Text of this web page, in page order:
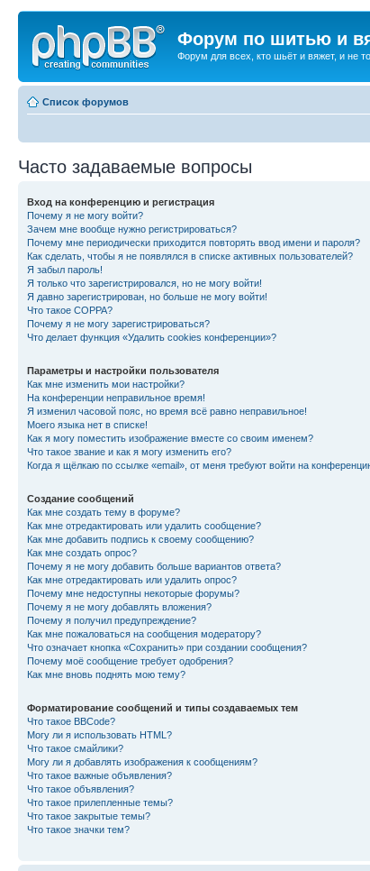
Форум по шитью и
Форум для всех, кто шьёт и вяжет, и не
Список форумов
Часто задаваемые вопросы
Вход на конференцию и регистрация
Почему я не могу войти?
Зачем мне вообще нужно регистрироваться?
Почему мне периодически приходится повторять ввод имени и пароля?
Как сделать, чтобы я не появлялся в списке активных пользователей?
Я забыл пароль!
Я только что зарегистрировался, но не могу войти!
Я давно зарегистрирован, но больше не могу войти!
Что такое COPPA?
Почему я не могу зарегистрироваться?
Что делает функция «Удалить cookies конференции»?
Параметры и настройки пользователя
Как мне изменить мои настройки?
На конференции неправильное время!
Я изменил часовой пояс, но время всё равно неправильное!
Моего языка нет в списке!
Как я могу поместить изображение вместе со своим именем?
Что такое звание и как я могу изменить его?
Когда я щёлкаю по ссылке «email», от меня требуют войти на
Создание сообщений
Как мне создать тему в форуме?
Как мне отредактировать или удалить сообщение?
Как мне добавить подпись к своему сообщению?
Как мне создать опрос?
Почему я не могу добавить больше вариантов ответа?
Как мне отредактировать или удалить опрос?
Почему мне недоступны некоторые форумы?
Почему я не могу добавлять вложения?
Почему я получил предупреждение?
Как мне пожаловаться на сообщения модератору?
Что означает кнопка «Сохранить» при создании сообщения?
Почему моё сообщение требует одобрения?
Как мне вновь поднять мою тему?
Форматирование сообщений и типы создаваемых тем
Что такое BBCode?
Могу ли я использовать HTML?
Что такое смайлики?
Могу ли я добавлять изображения к сообщениям?
Что такое важные объявления?
Что такое объявления?
Что такое прилепленные темы?
Что такое закрытые темы?
Что такое значки тем?